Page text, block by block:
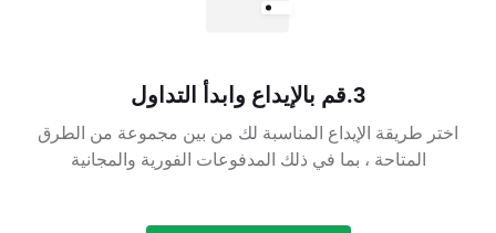
3.قم بالإيداع وابدأ التداول
اختر طريقة الإيداع المناسبة لك من بين مجموعة من الطرق
المتاحة ، بما في ذلك المدفوعات الفورية والمجانية